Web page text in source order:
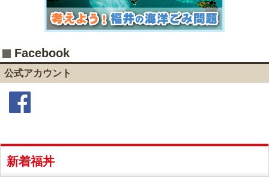
Facebook
公式アカウント
新着福丼